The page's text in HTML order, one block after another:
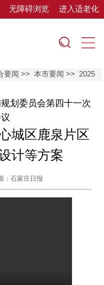
无障碍浏览 进入适老化
要闻 >>本市要闻 >> 2025
划委员会第四十一次
城区鹿泉片区
计等方案
：石家庄日报